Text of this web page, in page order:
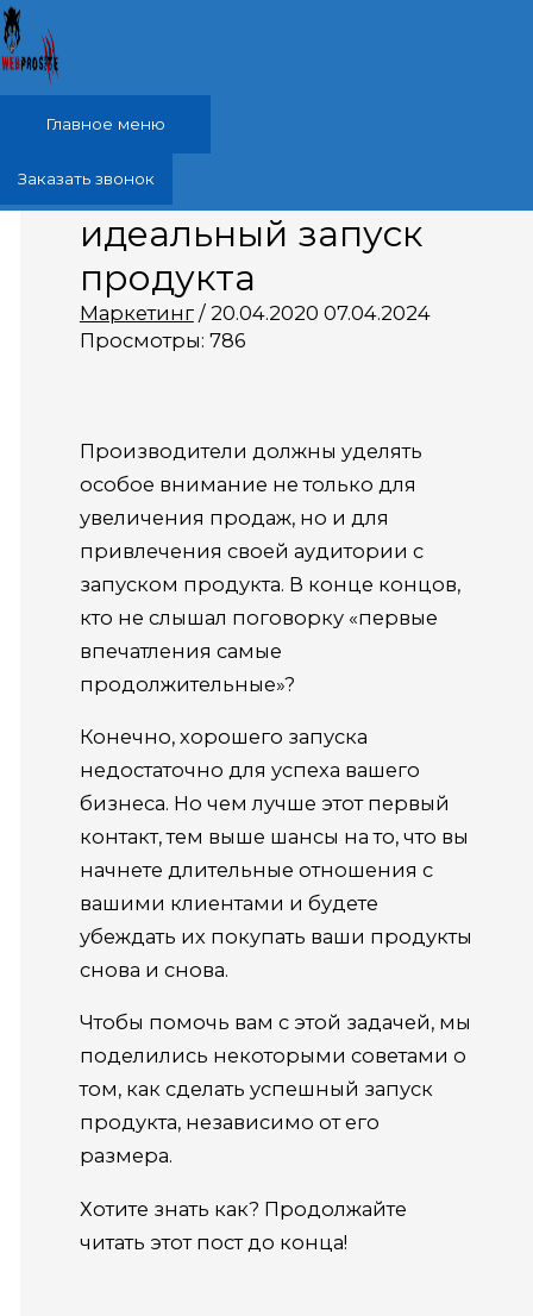
Перейти к содержимому
Главное меню
Заказать звонок
Как разработать
идеальный запуск
продукта
Маркетинг/ 20.04.2020 07.04.2024
Просмотры: 786
Производители должны уделять
особое внимание не только для
увеличения продаж, но и для
привлечения своей аудитории с
запуском продукта. В конце концов,
кто не слышал поговорку «первые
впечатления самые
продолжительные»?
Конечно, хорошего запуска
недостаточно для успеха вашего
бизнеса. Но чем лучше этот первый
контакт, тем выше шансы на то, что вы
начнете длительные отношения с
вашими клиентами и будете
убеждать их покупать ваши продукты
снова и снова.
Чтобы помочь вам с этой задачей, мы
поделились некоторыми советами о
том, как сделать успешный запуск
продукта, независимо от его
размера.
Хотите знать как? Продолжайте
читать этот пост до конца!